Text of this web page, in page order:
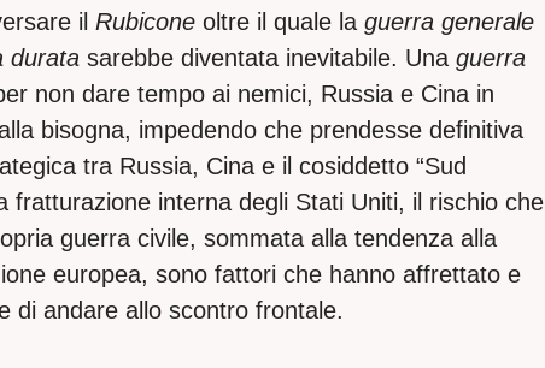
il Rubicone oltre il quale la guerra generale
durata sarebbe diventata inevitabile. Una guerra
non dare tempo ai nemici, Russia e Cina in
bisogna, impedendo che prendesse definitiva
tra Russia, Cina e il cosiddetto “Sud
fratturazione interna degli Stati Uniti, il rischio che
guerra civile, sommata alla tendenza alla
europea, sono fattori che hanno affrettato e
di andare allo scontro frontale.